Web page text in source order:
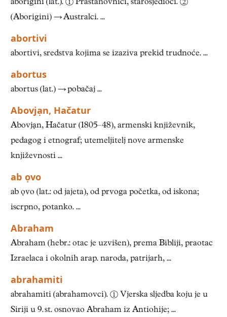
aborigini (lat.). ① Prastanovnici, starosjedioci. ②
(Aborigini) → Australci. ...
abortivi
abortivi, sredstva kojima se izaziva prekid trudnoće. ...
abortus
abortus (lat.) → pobačaj ...
Abovjạn, Hačatur
Abovjạn, Hačatur (1805–48), armenski književnik,
pedagog i etnograf; utemeljitelj nove armenske
književnosti ...
ab ọvo
ab ọvo (lat.: od jajeta), od prvoga početka, od iskona;
iscrpno, potanko. ...
Abraham
Abraham (hebr.: otac je uzvišen), prema Bibliji, praotac
Izraelaca i okolnih arap. naroda, patrijarh, ...
abrahamiti
abrahamiti (abrahamovci). ① Vjerska sljedba koju je u
Siriji u 9. st. osnovao Abraham iz Antiohije; ...